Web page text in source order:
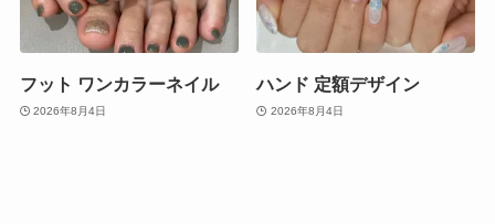
フット ワンカラーネイル
2026年8月4日
ハンド 定額デザイン
2026年8月4日